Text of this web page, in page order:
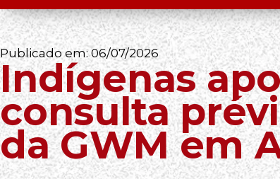
Publicado em:06/07/2026
Indígenas
consulta
da GWM em